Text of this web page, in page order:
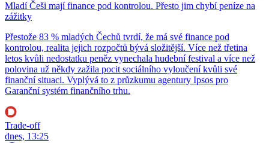
Mladí Češi mají finance pod kontrolou. Přesto jim chybí peníze na
zážitky
Přestože 83 % mladých Čechů tvrdí, že má své finance pod
kontrolou, realita jejich rozpočtů bývá složitější. Více než třetina
letos kvůli nedostatku peněz vynechala hudební festival a více než
polovina už někdy zažila pocit sociálního vyloučení kvůli své
finanční situaci. Vyplývá to z průzkumu agentury Ipsos pro
Garanční systém finančního trhu.
Trade-off
dnes, 13:25